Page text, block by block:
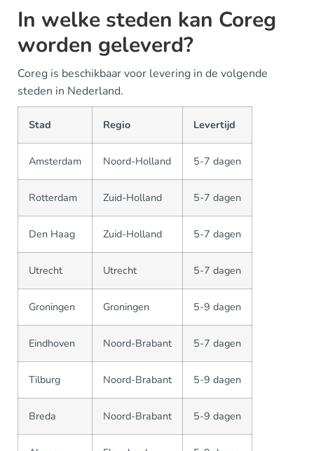
In welke steden kan Coreg
worden geleverd?
Coreg is beschikbaar voor levering in de volgende
steden in Nederland.
Stad Regio Levertijd
Amsterdam Noord-Holland 5-7 dagen
Rotterdam Zuid-Holland 5-7 dagen
Den Haag Zuid-Holland 5-7 dagen
Utrecht Utrecht 5-7 dagen
Groningen Groningen 5-9 dagen
Eindhoven Noord-Brabant 5-7 dagen
Tilburg Noord-Brabant 5-9 dagen
Breda Noord-Brabant 5-9 dagen